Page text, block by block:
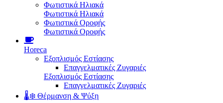
Φωτιστικά Ηλιακά
Φωτιστικά Ηλιακά
Φωτιστικά Οροφής
Φωτιστικά Οροφής
Horeca
Εξοπλισμός Εστίασης
Επαγγελματικές Ζυγαριές
Εξοπλισμός Εστίασης
Επαγγελματικές Ζυγαριές
🌡️❄️ Θέρμανση & Ψύξη